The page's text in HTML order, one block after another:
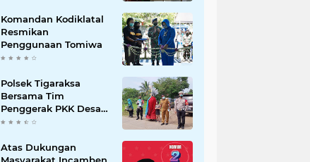
Komandan Kodiklatal
Resmikan
Penggunaan Tomiwa
Polsek Tigaraksa
Bersama Tim
Penggerak PKK Desa
Jambe Bagikan
Pengguna Jalan
Atas Dukungan
Masyarakat Incamben